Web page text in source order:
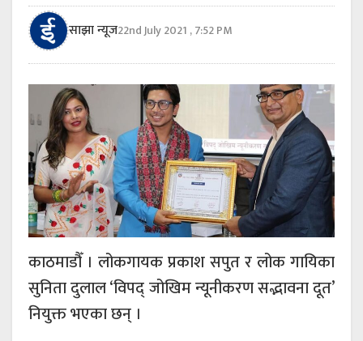
साझा न्यूज22nd July 2021 , 7:52 PM
काठमाडौँ । लोकगायक प्रकाश सपुत र लोक गायिका
सुनिता दुलाल ‘विपद् जोखिम न्यूनीकरण सद्भावना दूत’
नियुक्त भएका छन् ।